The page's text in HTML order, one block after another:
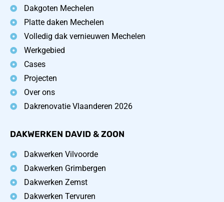
Dakgoten Mechelen
Platte daken Mechelen
Volledig dak vernieuwen Mechelen
Werkgebied
Cases
Projecten
Over ons
Dakrenovatie Vlaanderen 2026
DAKWERKEN DAVID & ZOON
Dakwerken Vilvoorde
Dakwerken Grimbergen
Dakwerken Zemst
Dakwerken Tervuren